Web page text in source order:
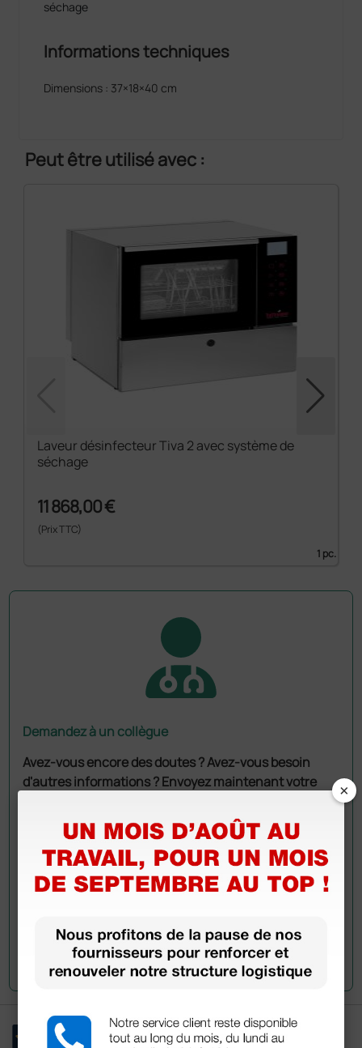
séchage
Informations techniques
Dimensions : 37×18×40 cm
Peut être utilisé avec :
Laveur désinfecteur Tiva 2 avec système de
séchage
11 868,00 €
(Prix TTC)
1 pc.
Demandez à un collègue
Avez-vous encore des doutes ? Avez-vous besoin
d'autres informations ? Envoyez maintenant votre
produit.
Envoyez votre question
×